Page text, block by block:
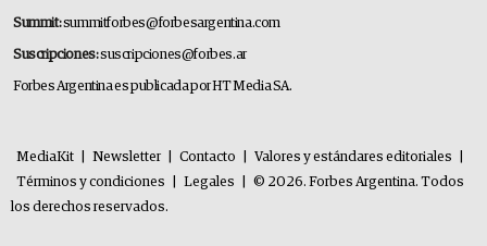
Summit:summitforbes@forbesargentina.com
Suscripciones:suscripciones@forbes.ar
Forbes Argentina es publicada por HT Media SA.
MediaKit Newsletter Contacto Valores y estándares editoriales
Términos y condiciones
Legales
© 2026. Forbes Argentina. Todos
los derechos reservados.